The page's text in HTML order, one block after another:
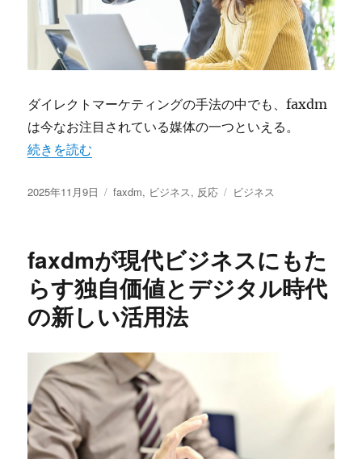
ダイレクトマーケティングの手法の中でも、faxdm
は今なお注目されている媒体の一つといえる。
“faxdmの反応率と現場目線に見るアナログとデジタル
続きを読む
投
2025年11月9日
カ
ー
faxdm, ビジネス, 反応
タ
ビジネス
faxdmが現代ビジネスにもた
らす独自価値とデジタル時代
の新しい活用法